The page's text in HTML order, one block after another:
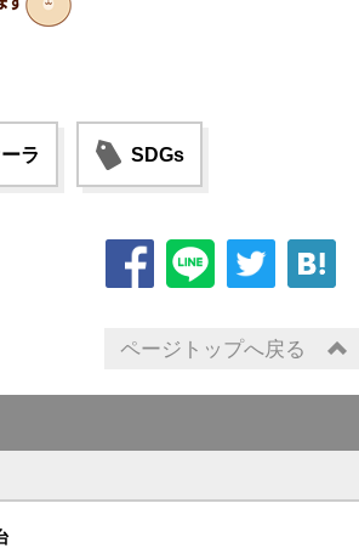
ラ SDGs
ページトップへ戻る